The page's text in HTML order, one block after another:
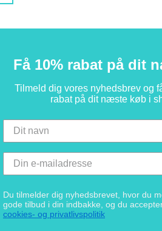
Få 10% rabat på dit
Tilmeld dig vores nyhedsbrev og
rabat på dit næste køb i
Du tilmelder dig nyhedsbrevet, hvor du
gode tilbud i din indbakke, og du
cookies- og privatlivspolitik